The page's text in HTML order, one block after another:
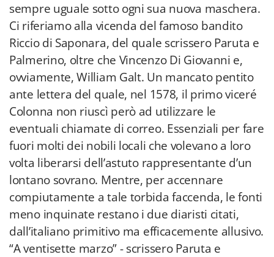
sempre uguale sotto ogni sua nuova maschera.
Ci riferiamo alla vicenda del famoso bandito
Riccio di Saponara, del quale scrissero Paruta e
Palmerino, oltre che Vincenzo Di Giovanni e,
ovviamente, William Galt. Un mancato pentito
ante lettera del quale, nel 1578, il primo viceré
Colonna non riuscì però ad utilizzare le
eventuali chiamate di correo. Essenziali per fare
fuori molti dei nobili locali che volevano a loro
volta liberarsi dell’astuto rappresentante d’un
lontano sovrano. Mentre, per accennare
compiutamente a tale torbida faccenda, le fonti
meno inquinate restano i due diaristi citati,
dall’italiano primitivo ma efficacemente allusivo.
“A ventisette marzo” - scrissero Paruta e